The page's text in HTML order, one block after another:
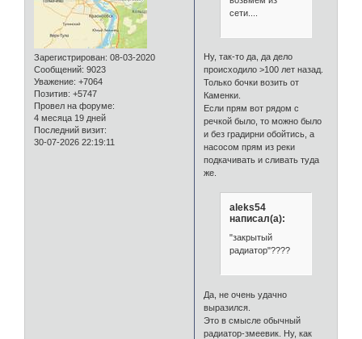
Зарегистрирован: 08-03-2020
Сообщений: 9023
Уважение: +7064
Позитив: +5747
Провел на форуме:
4 месяца 19 дней
Последний визит:
30-07-2026 22:19:11
сети....
Ну, так-то да, да дело
происходило >100 лет назад.
Только бочки возить от
Каменки.
Если прям вот рядом с
речкой было, то можно было
и без градирни обойтись, а
насосом прям из реки
подкачивать и сливать туда
же.
aleks54
написал(а):
"закрытый
радиатор"????
Да, не очень удачно
выразился.
Это в смысле обычный
радиатор-змеевик. Ну, как